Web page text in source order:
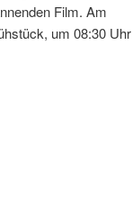
Film. Am
um 08:30 Uhr